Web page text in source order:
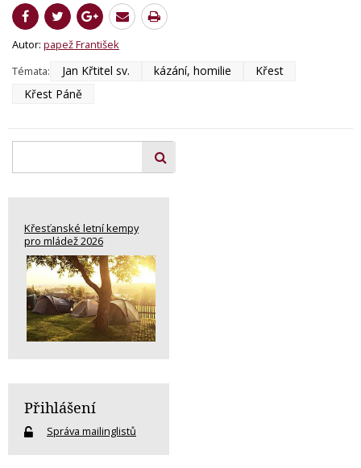
Autor: papež František
Témata:
Jan Křtitel sv. kázání, homilie
Křest
Křest Páně
Křesťanské letní kempy
pro mládež 2026
Přihlášení
Správa mailinglistů